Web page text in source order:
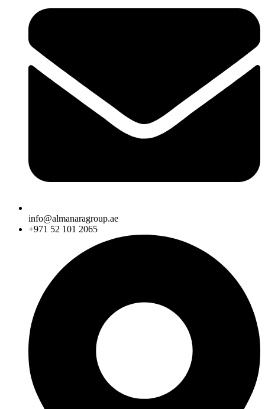
info@almanaragroup.ae
+971 52 101 2065